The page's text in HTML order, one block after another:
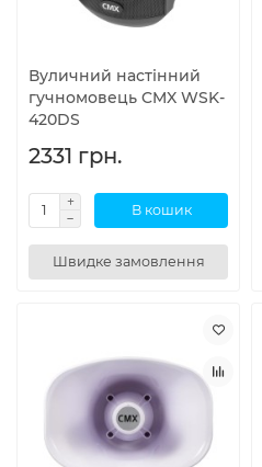
Вуличний настінний
гучномовець CMX WSK-
420DS
2331 грн.
В кошик
Швидке замовлення